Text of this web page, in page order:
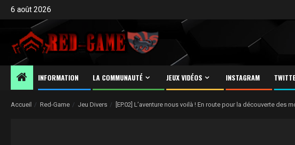
Aller6 août 2026
INFORMATION LA COMMUNAUTÉ JEUX VIDÉOS INSTAGRAM
Accueil Red-Game Jeu Divers [EP.02] L’aventure nous voilà ! En route pour la découverte des